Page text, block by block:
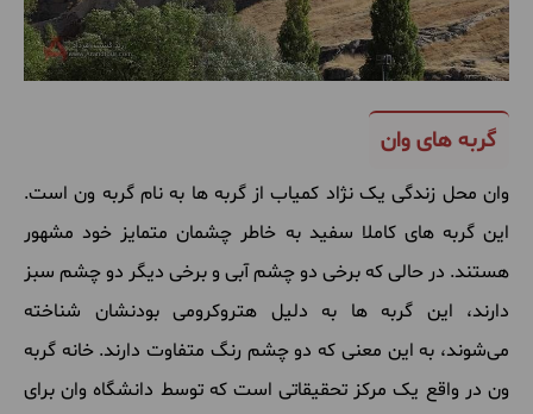
گربه های وان
وان محل زندگی یک نژاد کمیاب از گربه ها به نام گربه ون است.
این گربه های کاملا سفید به خاطر چشمان متمایز خود مشهور
هستند. در حالی که برخی دو چشم آبی و برخی دیگر دو چشم سبز
دارند، این گربه ها به دلیل هتروکرومی بودنشان شناخته
می‌شوند، به این معنی که دو چشم رنگ متفاوت دارند.خانه گربه
ون در واقع یک مرکز تحقیقاتی است که توسط دانشگاه وان برای